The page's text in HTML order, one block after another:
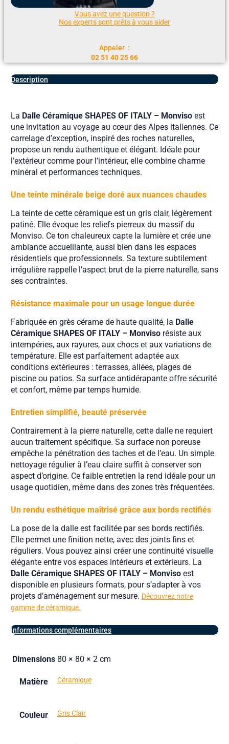
Vous avez une question ?
Nos experts sont prêts à vous aider
Appeler :
02 51 40 25 66
Description
La Dalle Céramique SHAPES OF ITALY – Monvisoest
une invitation au voyage au cœur des Alpes italiennes. Ce
carrelage d’exception, inspiré des roches naturelles,
propose un rendu authentique et élégant. Idéale pour
l’extérieur comme pour l’intérieur, elle combine charme
minéral et performances techniques.
Une teinte minérale beige doré aux nuances chaudes
La teinte de cette céramique est un gris clair, légèrement
patiné. Elle évoque les reliefs pierreux du massif du
Monviso. Ce ton chaleureux capte la lumière et crée une
ambiance accueillante, aussi bien dans les espaces
résidentiels que professionnels. Sa texture subtilement
irrégulière rappelle l’aspect brut de la pierre naturelle, sans
ses contraintes.
Résistance maximale pour un usage longue durée
Fabriquée en grès cérame de haute qualité, la Dalle
Céramique SHAPES OF ITALY – Monvisorésiste aux
intempéries, aux rayures, aux chocs et aux variations de
température. Elle est parfaitement adaptée aux
conditions extérieures : terrasses, allées, plages de
piscine ou patios. Sa surface antidérapante offre sécurité
et confort, même par temps humide.
Entretien simplifié, beauté préservée
Contrairement à la pierre naturelle, cette dalle ne requiert
aucun traitement spécifique. Sa surface non poreuse
empêche la pénétration des taches et de l’eau. Un simple
nettoyage régulier à l’eau claire suffit à conserver son
aspect d’origine. Ce faible entretien la rend idéale pour un
usage quotidien, même dans des zones très fréquentées.
Un rendu esthétique maîtrisé grâce aux bords rectifiés
La pose de la dalle est facilitée par ses bords rectifiés.
Elle permet une finition nette, avec des joints fins et
réguliers. Vous pouvez ainsi créer une continuité visuelle
élégante entre vos espaces intérieurs et extérieurs. La
Dalle Céramique SHAPES OF ITALY – Monvisoest
disponible en plusieurs formats, pour s’adapter à vos
projets d’aménagement sur mesure. Découvrez notre
gamme de céramique.
Informations complémentaires
Dimensions 80 × 80 × 2 cm
Matière Céramique
Couleur Gris Clair